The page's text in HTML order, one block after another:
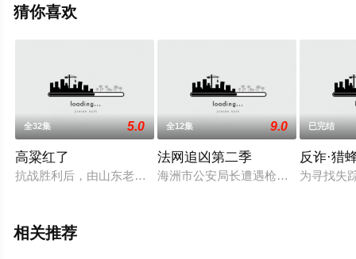
迦,刘亭作,李溪芮,刘桦,王姬,等演员精彩演绎的大陆电视
猜你喜欢
全32集 5.0
高粱红了
抗战胜利后，由山东老区组建的四连护送工作队开赴南满塔河
全12集 9.0
法网追凶第二季
海洲市公安局长遭遇枪击昏迷不醒，
已完结
反诈·猎
为寻找失
相关推荐